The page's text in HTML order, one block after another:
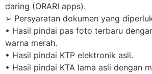
daring (ORARI apps).
➢ Persyaratan dokumen yang
• Hasil pindai pas foto terbaru
warna merah.
• Hasil pindai KTP elektronik asli.
• Hasil pindai KTA lama asli dengan